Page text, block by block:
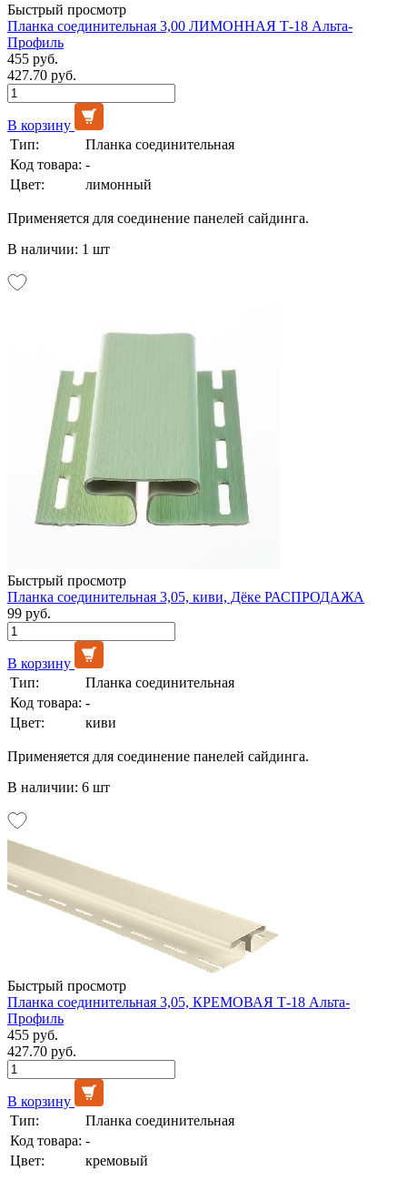
Быстрый просмотр
Планка соединительная 3,00 ЛИМОННАЯ Т-18 Альта-
Профиль
455 руб.
427.70 руб.
В корзину
Тип:
Планка соединительная
Код товара: -
Цвет:
лимонный
Применяется для соединение панелей сайдинга.
В наличии: 1 шт
Быстрый просмотр
Планка соединительная 3,05, киви, Дёке РАСПРОДАЖА
99 руб.
В корзину
Тип:
Планка соединительная
Код товара: -
Цвет:
киви
Применяется для соединение панелей сайдинга.
В наличии: 6 шт
Быстрый просмотр
Планка соединительная 3,05, КРЕМОВАЯ Т-18 Альта-
Профиль
455 руб.
427.70 руб.
В корзину
Тип:
Планка соединительная
Код товара: -
Цвет:
кремовый